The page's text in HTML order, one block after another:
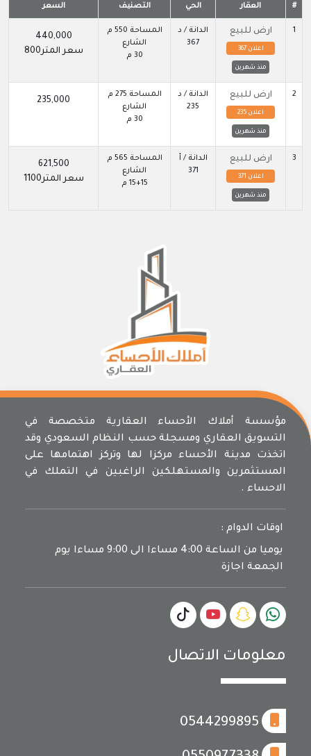
# العقار الحي التصنيف السعر
1 ارض للبيع
اعلان 367
منذ شهرين
الدانة / د
367
المساحة 550 م
الشارع
30 م
440,000
سعر المتر800
2 ارض للبيع
اعلان 235
منذ شهرين
الدانة / د
235
المساحة 275 م
الشارع
30 م
235,000
3 ارض للبيع
اعلان 371
منذ شهرين
الدانة / أ
371
المساحة 565 م
الشارع
15+15 م
621,500
سعر المتر1100
مؤسسة أملاك الأحساء العقارية متخصصة في
التسويق العقاري ومسجلة حسب النظام السعودي وقد
اتخذت مدينة الأحساء مركزا لها وتركز اهتمامها على
المستثمرين والمستهلكين الراغبين في التملك في
الاحساء .
اوقات الدوام :
يوميا من الساعة 4:00 مساءا الى 9:00 مساءا يوم
الجمعة اجازة
معلومات الاتصال
0544299895